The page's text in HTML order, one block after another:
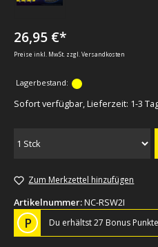
26,95 €*
Preise inkl. MwSt. zzgl. Versandkosten
Lagerbestand:
Sofort verfügbar, Lieferzeit: 1-3
Zum Merkzettel hinzufügen
Artikelnummer:NC-RSW2I
P Du erhältst 27 Bonus